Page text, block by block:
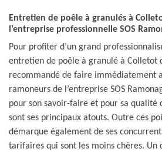
Entretien de poêle à granulés à
l’entreprise professionnelle SOS
Pour profiter d’un grand
entretien de poêle à granulé à Colletot
recommandé de faire immédiatement
ramoneurs de l’entreprise SOS
pour son savoir-faire et pour sa qualité
sont ses principaux atouts. Outre ces
démarque également de ses
tarifaires qui sont les moins chères. Un